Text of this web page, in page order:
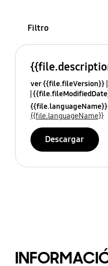
Filtro
ver {{file.fileVersion}}
{{file.languageName}}
{{file.languageName}}
Descargar